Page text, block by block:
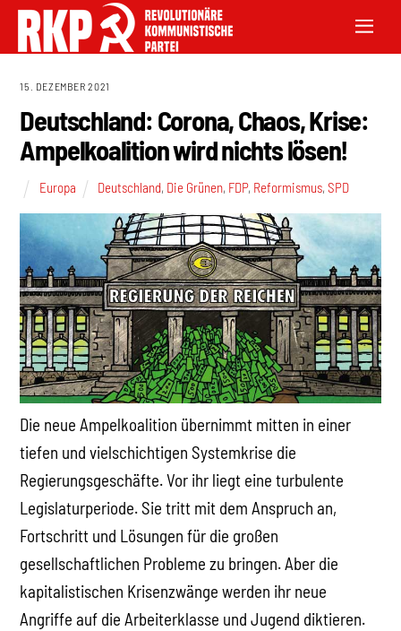
15. DEZEMBER 2021
Deutschland: Corona, Chaos, Krise:
Ampelkoalition wird nichts lösen!
Europa Deutschland, Die Grünen, FDP, Reformismus,SPD
Die neue Ampelkoalition übernimmt mitten in einer
tiefen und vielschichtigen Systemkrise die
Regierungsgeschäfte. Vor ihr liegt eine turbulente
Legislaturperiode. Sie tritt mit dem Anspruch an,
Fortschritt und Lösungen für die großen
gesellschaftlichen Probleme zu bringen. Aber die
kapitalistischen Krisenzwänge werden ihr neue
Angriffe auf die Arbeiterklasse und Jugend diktieren.